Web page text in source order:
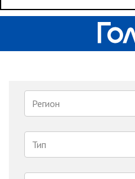
Регион
Тип